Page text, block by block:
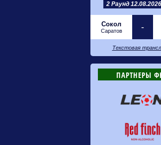
2 Раунд
Сокол
Саратов -
Текстовая
ПАРТНЕРЫ